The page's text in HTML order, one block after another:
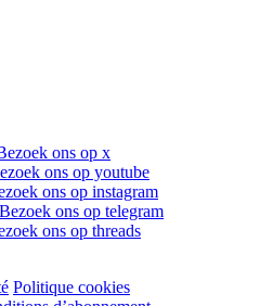
ons op x
ons op youtube
ons op instagram
Bezoek ons op telegram
ons op threads
Politique cookies